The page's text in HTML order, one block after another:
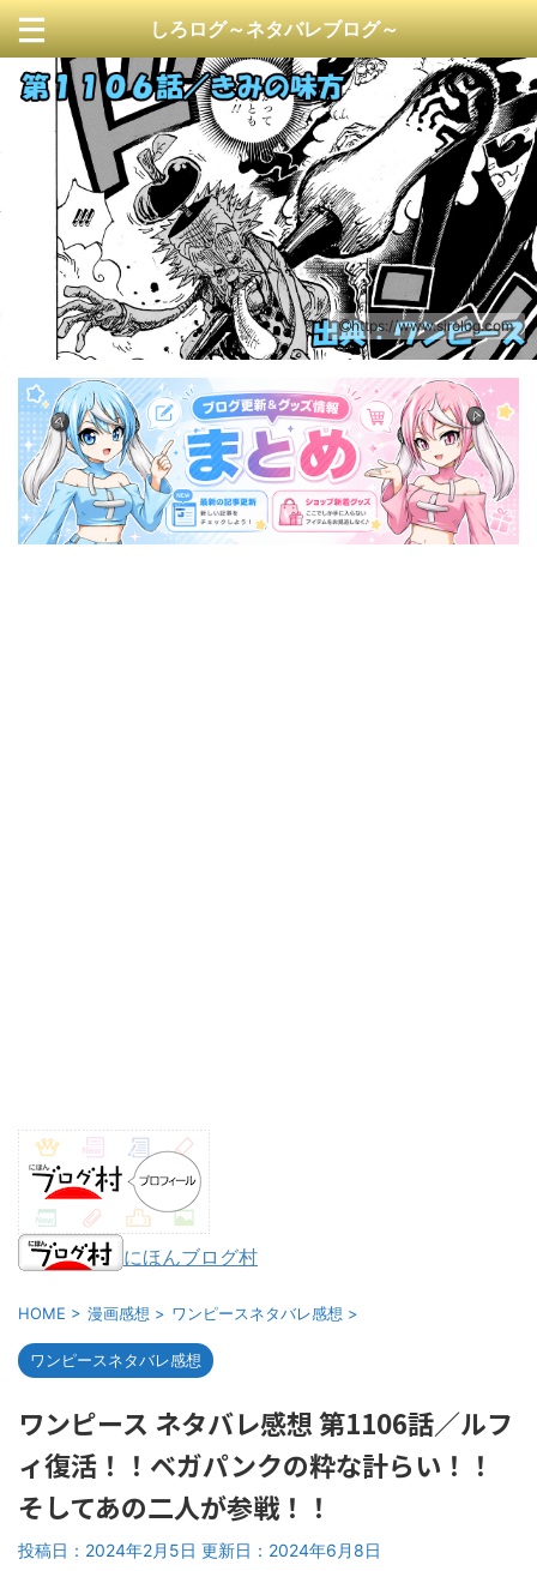
しろログ～ネタバレブログ～
https://www.sirolog.com
にほんブログ村
HOME > 漫画感想 > ワンピースネタバレ感想 >
ワンピースネタバレ感想
ワンピース ネタバレ感想 第1106話／ルフ
ィ復活！！ベガパンクの粋な計らい！！
そしてあの二人が参戦！！
投稿日：2024年2月5日 更新日： 2024年6月8日